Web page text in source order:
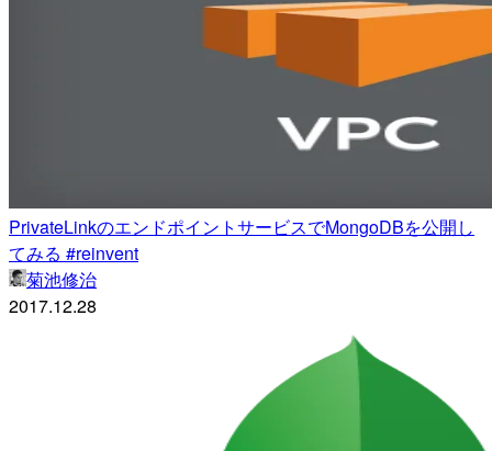
PrivateLinkのエンドポイントサービスでMongoDBを公開し
てみる #reinvent
菊池修治
2017.12.28